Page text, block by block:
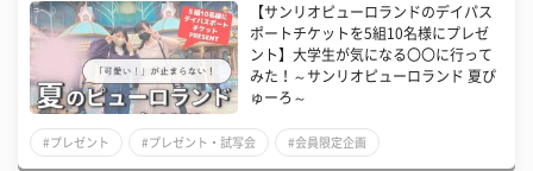
【サンリオピューロランドのデイパス
ポートチケットを5組10名様にプレゼ
ント】大学生が気になる〇〇に行って
みた！～サンリオピューロランド 夏ぴ
ゅーろ～
#プレゼント #プレゼント・試写会 #会員限定企画